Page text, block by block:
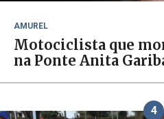
AMUREL
Motociclista que
na Ponte Anita
4